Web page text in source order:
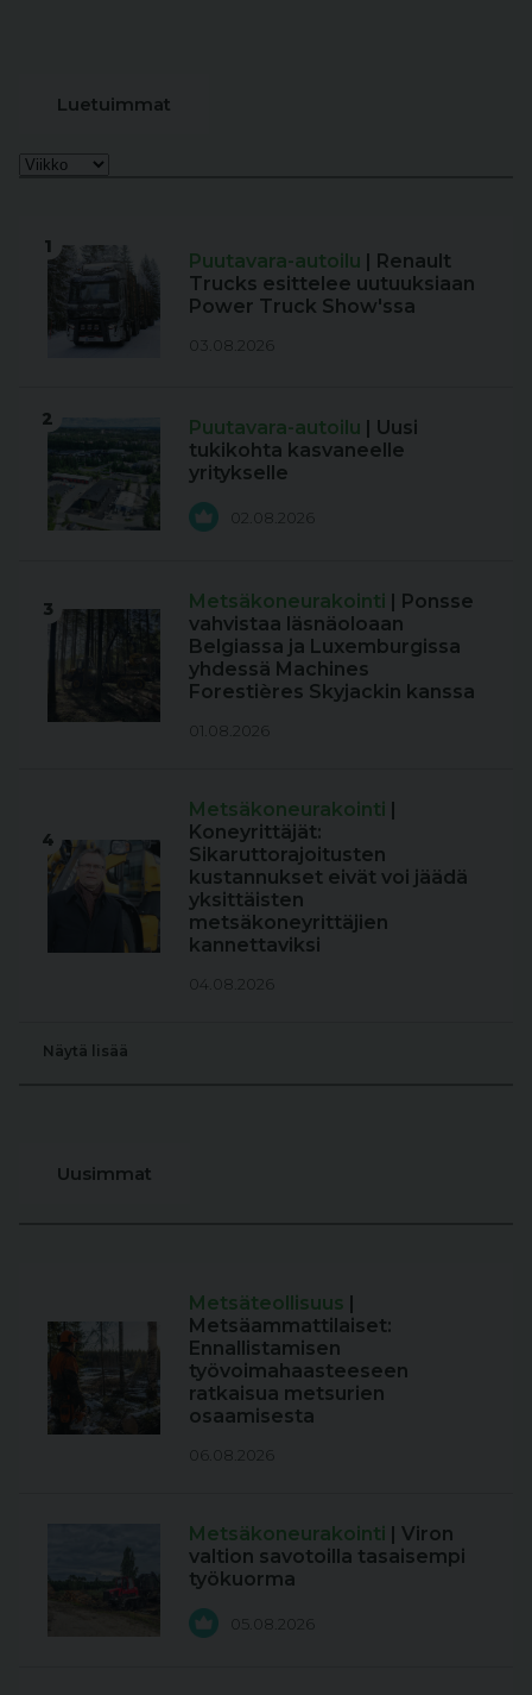
Luetuimmat
1
Puutavara-autoilu | Renault
Trucks esittelee uutuuksiaan
Power Truck Show'ssa
03.08.2026
2 Puutavara-autoilu | Uusi
tukikohta kasvaneelle
yritykselle
02.08.2026
3 Metsäkoneurakointi | Ponsse
vahvistaa läsnäoloaan
Belgiassa ja Luxemburgissa
yhdessä Machines
Forestières Skyjackin kanssa
01.08.2026
4
Metsäkoneurakointi |
Koneyrittäjät:
Sikaruttorajoitusten
kustannukset eivät voi jäädä
yksittäisten
metsäkoneyrittäjien
kannettaviksi
04.08.2026
Näytä lisää
Uusimmat
Metsäteollisuus |
Metsäammattilaiset:
Ennallistamisen
työvoimahaasteeseen
ratkaisua metsurien
osaamisesta
06.08.2026
Metsäkoneurakointi | Viron
valtion savotoilla tasaisempi
työkuorma
05.08.2026